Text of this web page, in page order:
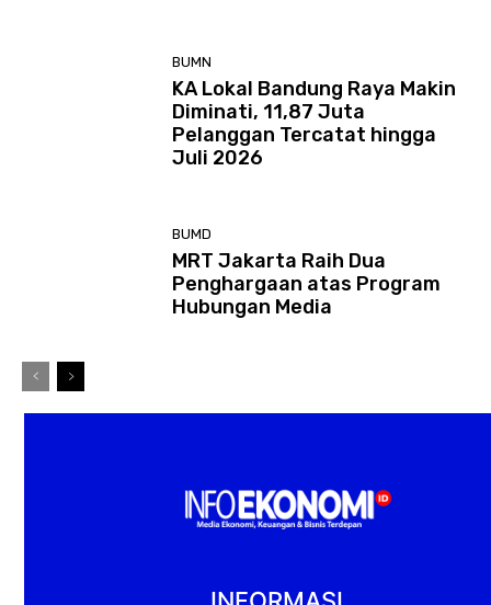
BUMN
KA Lokal Bandung Raya Makin
Diminati, 11,87 Juta
Pelanggan Tercatat hingga
Juli 2026
BUMD
MRT Jakarta Raih Dua
Penghargaan atas Program
Hubungan Media